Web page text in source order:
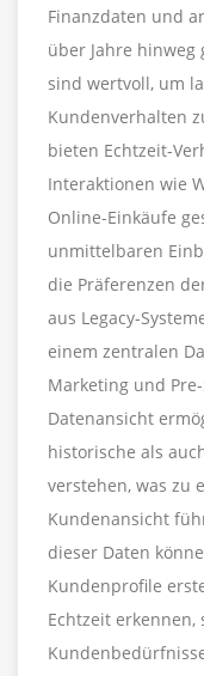
Finanzdaten und
über Jahre hinweg
sind wertvoll, um
Kundenverhalten
bieten Echtzeit-
Interaktionen wie
Online-Einkäufe
unmittelbaren
die Präferenzen
aus Legacy-
einem zentralen
Marketing und
Datenansicht
historische als
verstehen, was zu
Kundenansicht
dieser Daten
Kundenprofile
Echtzeit